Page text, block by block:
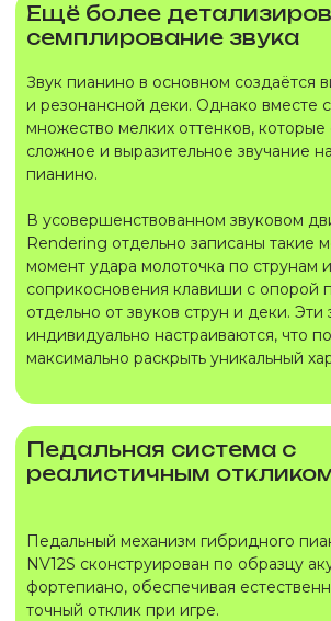
Ещё более
семплирование звука
Звук пианино в основном создаётся
и резонансной деки. Однако вместе
множество мелких оттенков,
сложное и выразительное звучание
пианино.
В усовершенствованном звуковом
Rendering отдельно записаны такие
момент удара молоточка по струнам
соприкосновения клавиши с опорой
отдельно от звуков струн и деки. Эти
индивидуально настраиваются, что
максимально раскрыть уникальный
Педальная система с
реалистичным
Педальный механизм гибридного
NV12S сконструирован по образцу
фортепиано, обеспечивая
точный отклик при игре.